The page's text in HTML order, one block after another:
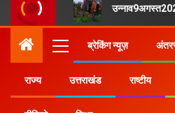
ब्रेकिंग न्यूज़
राज्य उत्तराखंड राष्टीय